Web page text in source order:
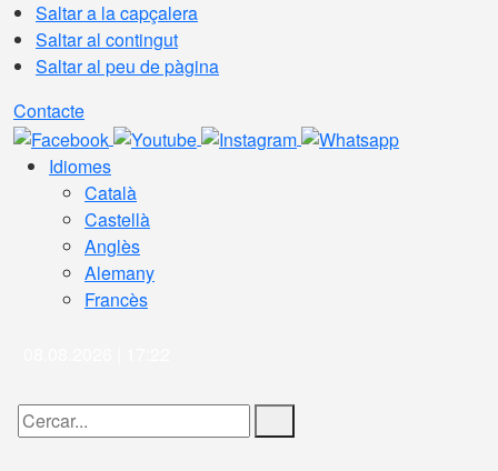
Saltar a la capçalera
Saltar al contingut
Saltar al peu de pàgina
Contacte
Idiomes
Català
Castellà
Anglès
Alemany
Francès
Cercar: